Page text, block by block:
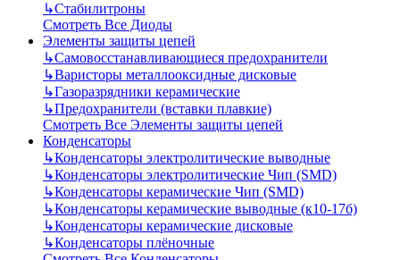
↳Стабилитроны
Смотреть Все Диоды
Элементы защиты цепей
↳Самовосстанавливающиеся предохранители
↳Варисторы металлооксидные дисковые
↳Газоразрядники керамические
↳Предохранители (вставки плавкие)
Смотреть Все Элементы защиты цепей
Конденсаторы
↳Конденсаторы электролитические выводные
↳Конденсаторы электролитические Чип (SMD)
↳Конденсаторы керамические Чип (SMD)
↳Конденсаторы керамические выводные (к10-17б)
↳Конденсаторы керамические дисковые
↳Конденсаторы плёночные